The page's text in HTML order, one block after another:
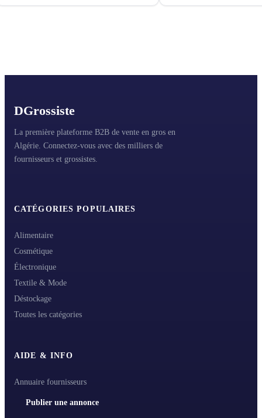
DGrossiste
La première plateforme B2B de vente en gros en
Algérie. Connectez-vous avec des milliers de
fournisseurs et grossistes.
CATÉGORIES POPULAIRES
Alimentaire
Cosmétique
Électronique
Textile & Mode
Déstockage
Toutes les catégories
AIDE & INFO
Annuaire fournisseurs
Publier une annonce